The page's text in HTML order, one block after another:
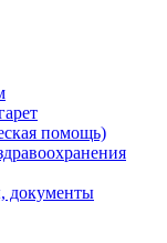
помощь)
документы